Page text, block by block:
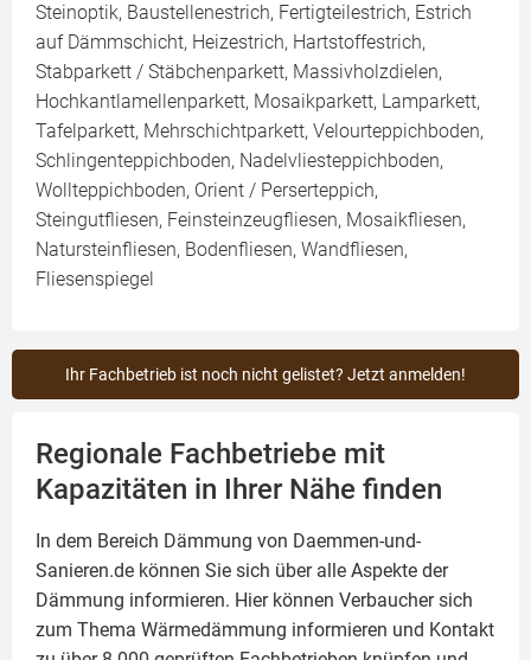
Steinoptik, Baustellenestrich, Fertigteilestrich, Estrich
auf Dämmschicht, Heizestrich, Hartstoffestrich,
Stabparkett / Stäbchenparkett, Massivholzdielen,
Hochkantlamellenparkett, Mosaikparkett, Lamparkett,
Tafelparkett, Mehrschichtparkett, Velourteppichboden,
Schlingenteppichboden, Nadelvliesteppichboden,
Wollteppichboden, Orient / Perserteppich,
Steingutfliesen, Feinsteinzeugfliesen, Mosaikfliesen,
Natursteinfliesen, Bodenfliesen, Wandfliesen,
Fliesenspiegel
Ihr Fachbetrieb ist noch nicht gelistet? Jetzt anmelden!
Regionale Fachbetriebe mit
Kapazitäten in Ihrer Nähe finden
In dem Bereich Dämmung von Daemmen-und-
Sanieren.de können Sie sich über alle Aspekte der
Dämmung informieren. Hier können Verbaucher sich
zum Thema Wärmedämmung informieren und Kontakt